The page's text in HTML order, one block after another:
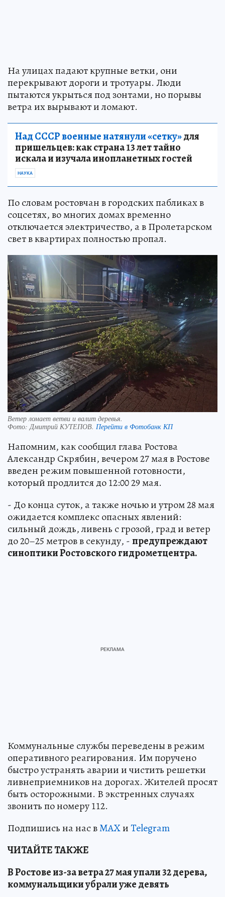
На улицах падают крупные ветки, они
перекрывают дороги и тротуары. Люди
пытаются укрыться под зонтами, но порывы
ветра их вырывают и ломают.
Над СССР военные натянули «сетку»для
пришельцев: как страна 13 лет тайно
искала и изучала инопланетных гостей
НАУКА
По словам ростовчан в городских пабликах в
соцсетях, во многих домах временно
отключается электричество, а в Пролетарском
свет в квартирах полностью пропал.
Ветер ломает ветви и валит деревья.
Фото:Дмитрий КУТЕПОВ. Перейти в Фотобанк КП
Напомним, как сообщил глава Ростова
Александр Скрябин, вечером 27 мая в Ростове
введен режим повышенной готовности,
который продлится до 12:00 29 мая.
- До конца суток, а также ночью и утром 28 мая
ожидается комплекс опасных явлений:
сильный дождь, ливень с грозой, град и ветер
до 20–25 метров в секунду, -предупреждают
синоптики Ростовского гидрометцентра.
Коммунальные службы переведены в режим
оперативного реагирования. Им поручено
быстро устранять аварии и чистить решетки
ливнеприемников на дорогах. Жителей просят
быть осторожными. В экстренных случаях
звонить по номеру 112.
Подпишись на нас вMAXиTelegram
ЧИТАЙТЕ ТАКЖЕ
В Ростове из-за ветра 27 мая упали 32 дерева,
коммунальщики убрали уже девять